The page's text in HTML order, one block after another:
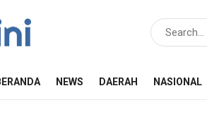
NEWS DAERAH NASIONAL